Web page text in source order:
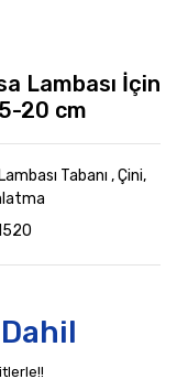
Lambası İçin
20 cm
Tabanı ,Çini,